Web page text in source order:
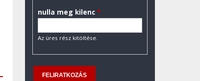
nulla meg kilenc *
Az üres rész kitöltése.